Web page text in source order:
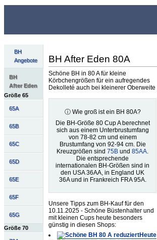
BH
Angebote
BH
After Eden
Größe 65
65A
65B
65C
65D
65E
65F
65G
Größe 70
BH After Eden 80A
Schöne BH in 80 A für kleine
Körbchengrößen für ein aufregendes
Dekolleté auch bei kleinerer Oberweite
ⓘ Wie groß ist ein BH 80A?
Die BH-Größe 80 Cup A berechnet
sich aus einem Unterbrustumfang
von 78-82 cm und einem
Brustumfang von 92-94 cm. Die
Kreuzgrößen sind75B und85AA
Die entsprechende
internationalen BH-Größen sind in
den USA 36AA, in England UK
36A und in Frankreich FRA 95A.
Unsere Tipps zum BH-Kauf für den
10.11.2025 - Schöne Büstenhalter und
mit kleinen Cups heute besonders
günstig in diesen Shops:
Heute